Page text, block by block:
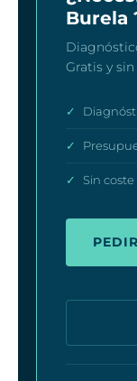
Burela
Gratis y
✓
✓
✓ Sin